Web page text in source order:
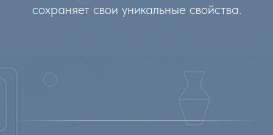
сохраняет свои уникальные свойства.